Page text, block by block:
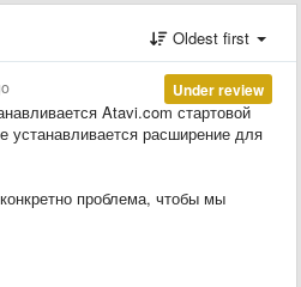
Oldest first
Under review
Atavi.com стартовой
устанавливается расширение для
проблема, чтобы мы